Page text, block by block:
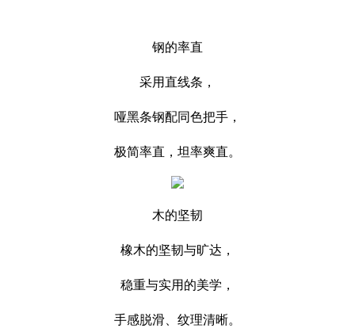
钢的率直
采用直线条，
哑黑条钢配同色把手，
极简率直，坦率爽直。
木的坚韧
橡木的坚韧与旷达，
稳重与实用的美学，
手感脱滑、纹理清晰。